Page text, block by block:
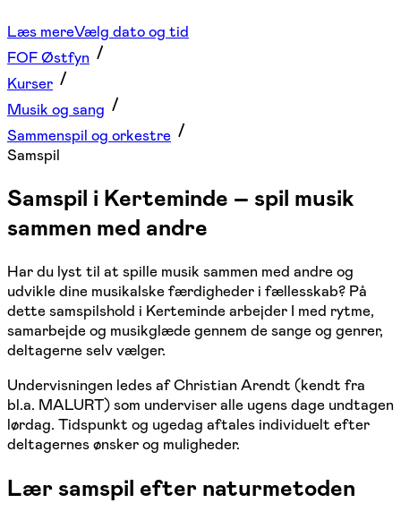
Læs mereVælg dato og tid
FOF Østfyn
Kurser
Musik og sang
Sammenspil og orkestre
Samspil
Samspil i Kerteminde – spil musik
sammen med andre
Har du lyst til at spille musik sammen med andre og
udvikle dine musikalske færdigheder i fællesskab? På
dette samspilshold i Kerteminde arbejder I med rytme,
samarbejde og musikglæde gennem de sange og genrer,
deltagerne selv vælger.
Undervisningen ledes afChristian Arendt (kendt fra
bl.a. MALURT) som underviser alle ugens dage undtagen
lørdag. Tidspunkt og ugedag aftales individuelt efter
deltagernes ønsker og muligheder.
Lær samspil efter naturmetoden